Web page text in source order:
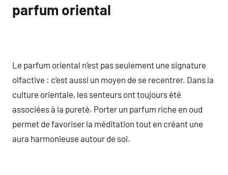
parfum oriental
Le parfum oriental n’est pas seulement une signature
olfactive : c’est aussi un moyen de se recentrer. Dans la
culture orientale, les senteurs ont toujours été
associées à la pureté. Porter un parfum riche en oud
permet de favoriser la méditation tout en créant une
aura harmonieuse autour de soi.